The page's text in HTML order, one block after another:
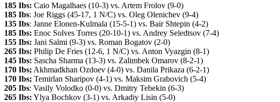
185 Ibs: Caio Magalhaes (10-3) vs. Artem Frolov (9-0)
185 Ibs: Joe Riggs (45-17, 1 N/C) vs. Oleg Olenichev (9-4)
135 Ibs: Janne Elonen-Kulmala (15-5-1) vs. Bair Shtepin (4-2)
185 Ibs: Enoc Solves Torres (20-10-1) vs. Andrey Seledtsov (7-4)
155 Ibs: Jani Salmi (9-3) vs. Roman Bogatov (2-0)
265 Ibs: Philip De Fries (12-6, 1 N/C) vs. Anton Vyazgin (8-1)
145 Ibs: Sascha Sharma (13-3) vs. Zalimbek Omarov (8-2-1)
170 Ibs; Akhmadkhan Ozdoev (4-0) vs. Danila Prikaza (6-2-1)
170 Ibs; Temirlan Sharipov (4-1) vs. Maksim Grabovich (5-4)
205 Ibs: Vasily Volodko (0-0) vs. Dmitry Tebekin (6-3)
265 Ibs: Ylya Bochkov (3-1) vs. Arkadiy Lisin (5-0)